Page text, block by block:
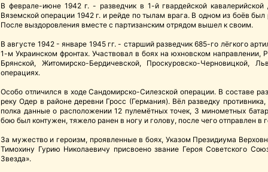
В феврале-июне 1942 г. - разведчик в 1-й гвардейской
Вяземской операции 1942 г. и рейде по тылам врага. В одном из боёв был
После выздоровления вместе с партизанским отрядом вышел к своим.
В августе 1942 - январе 1945 гг. - старший разведчик 685-го лёгкого
1-м Украинском фронтах. Участвовал в боях на юхновском
Брянской, Житомирско-Бердичевской, Проскуровско-Черновицкой,
операциях.
Особо отличился в ходе Сандомирско-Силезской операции. В составе
реку Одер в районе деревни Гросс (Германия). Вёл разведку
полка данные о расположении 12 пулемётных точек, 3 минометных
бою был контужен, тяжело ранен в ногу и голову, после чего отправлен в
За мужество и героизм, проявленные в боях, Указом Президиума
Тимохину Гурию Николаевичу присвоено звание Героя Советского
Звезда».